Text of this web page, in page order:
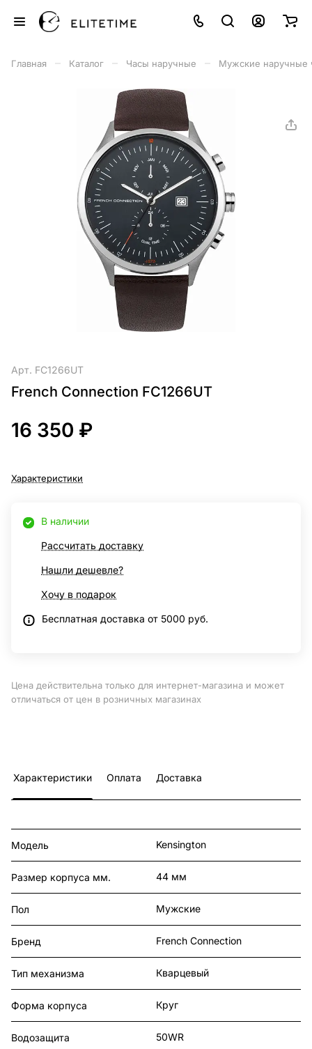
Главная Каталог Часы наручные Мужские наручные
Арт. FC1266UT
French Connection FC1266UT
16 350 ₽
Характеристики
В наличии
Рассчитать доставку
Нашли дешевле?
Хочу в подарок
Бесплатная доставка от 5000 руб.
Цена действительна только для интернет-магазина и может
отличаться от цен в розничных магазинах
Характеристики Оплата Доставка
Модель Kensington
Размер корпуса мм. 44 мм
Пол Мужские
Бренд French Connection
Тип механизма Кварцевый
Форма корпуса Круг
Водозащита 50WR